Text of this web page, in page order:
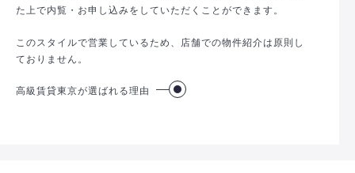
た上で内覧・お申し込みをしていただくことができます。
このスタイルで営業しているため、店舗での物件紹介は原則し
ておりません。
高級賃貸東京が選ばれる理由